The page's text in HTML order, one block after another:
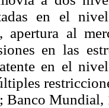
en el
apertura al
en las
en el
Banco Mundial,